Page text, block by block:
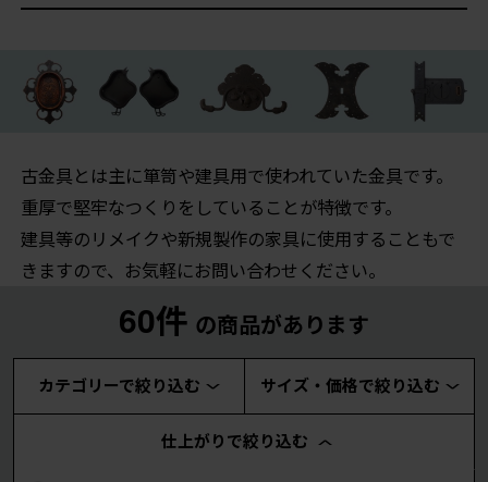
古金具とは主に箪笥や建具用で使われていた金具です。
重厚で堅牢なつくりをしていることが特徴です。
建具等のリメイクや新規製作の家具に使用することもで
きますので、お気軽にお問い合わせください。
60件 の商品があります
カテゴリーで絞り込む サイズ・価格で絞り込む
仕上がりで絞り込む